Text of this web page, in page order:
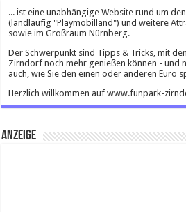
... ist eine unabhängige Website rund um
(landläufig "Playmobilland") und weitere
sowie im Großraum Nürnberg.
Der Schwerpunkt sind Tipps & Tricks, mit
Zirndorf noch mehr genießen können - und
auch, wie Sie den einen oder anderen Euro
Herzlich willkommen auf www.funpark-
Anzeige